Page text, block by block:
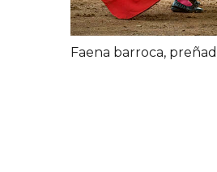
Faena barroca,